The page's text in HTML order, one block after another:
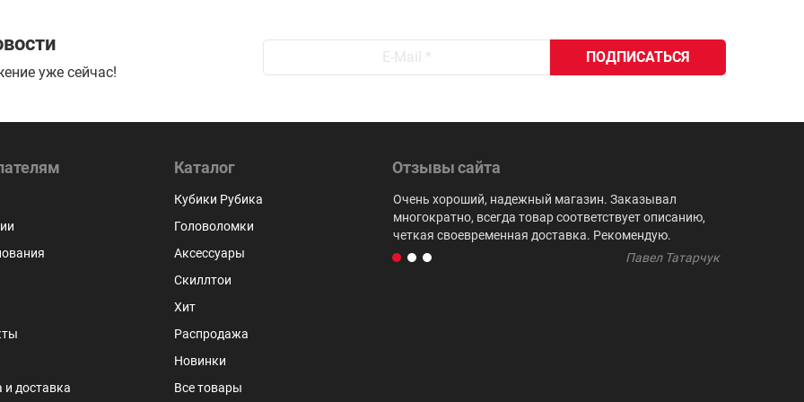
уже сейчас!
и доставка
Каталог
Кубики Рубика
Головоломки
Аксессуары
Скиллтои
Хит
Распродажа
Новинки
Все товары
Отзывы сайта
Крутой магазин с самыми низкими ценами,
Магазин очень оперативно отправляет заказы!
Очень хороший, надежный магазин. Заказывал
многократно, всегда товар соответствует описанию,
четкая своевременная доставка. Рекомендую.
Павел Татарчук